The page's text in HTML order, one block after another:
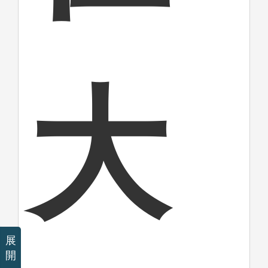
大
展
開